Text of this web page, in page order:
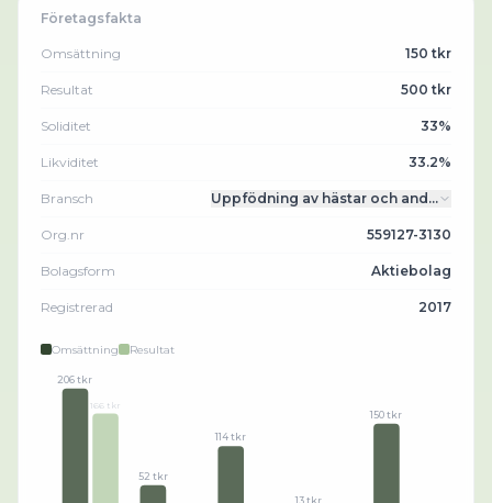
Företagsfakta
Omsättning 150 tkr
Resultat 500 tkr
Soliditet 33%
Likviditet 33.2%
Bransch Uppfödning av hästar och and…
Org.nr 559127-3130
Bolagsform Aktiebolag
Registrerad 2017
Omsättning Resultat
206 tkr
166 tkr
52 tkr
114 tkr
150 tkr